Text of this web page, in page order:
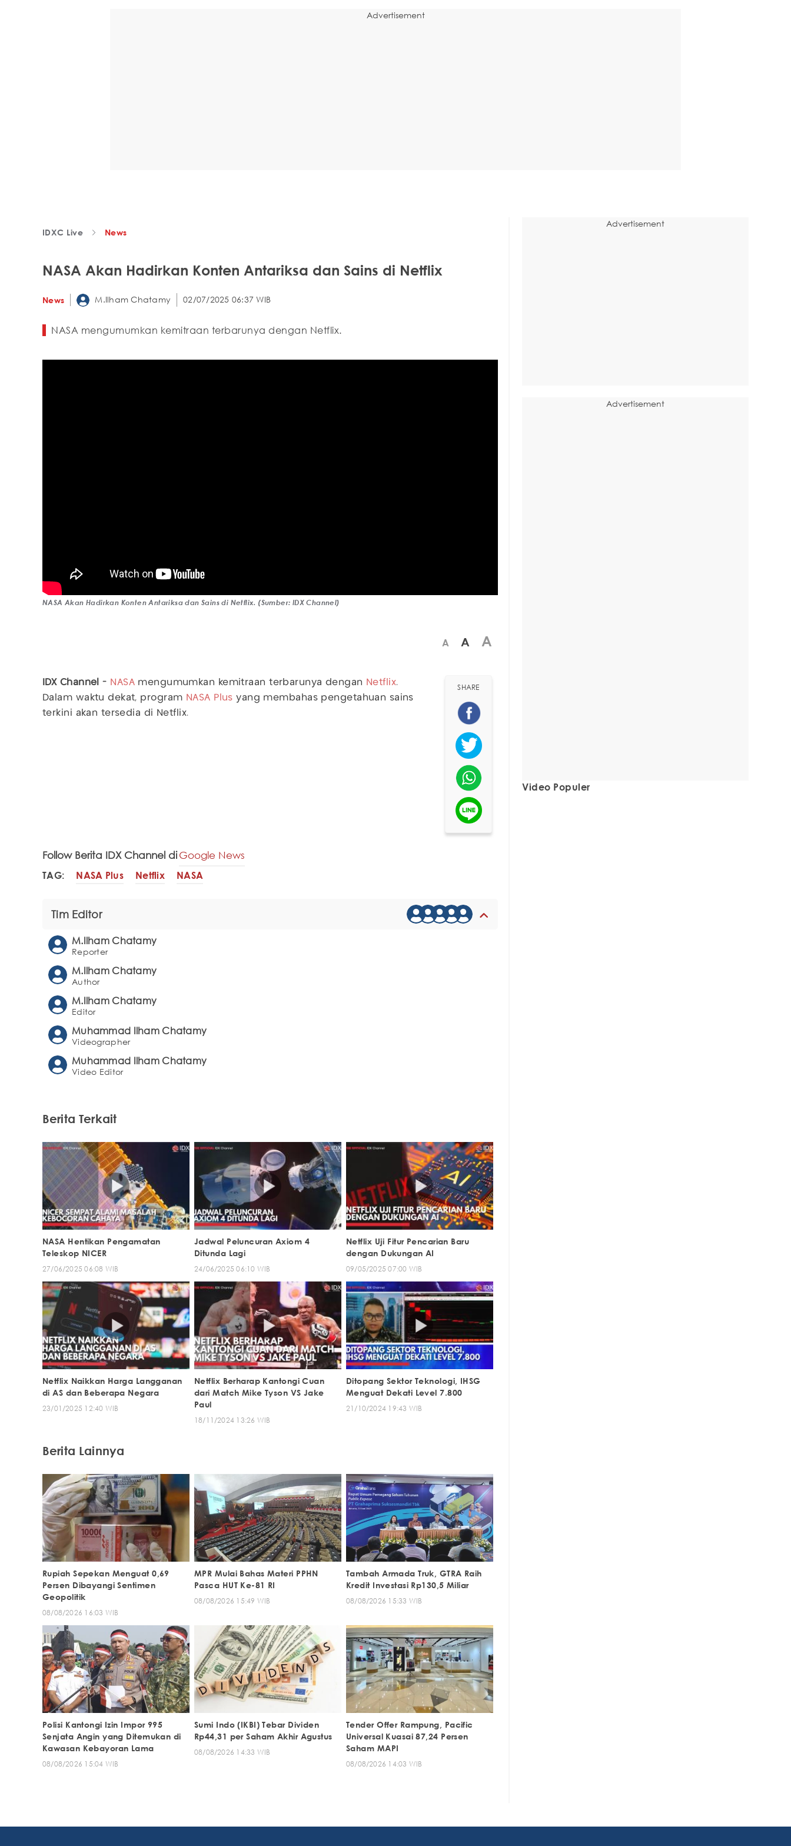
Advertisement
IDXC Live News
NASA Akan Hadirkan Konten Antariksa dan Sains di Netflix
News M.Ilham Chatamy 02/07/2025 06:37 WIB
NASA mengumumkan kemitraan terbarunya dengan Netflix.
NASA Akan Hadirkan Konten Antariksa dan Sains di Netflix. (Sumber: IDX Channel)
A A A
IDX Channel - NASAmengumumkan kemitraan terbarunya dengan Netflix.
Dalam waktu dekat, program NASA Plus yang membahas pengetahuan sains
terkini akan tersedia di Netflix.
SHARE
Follow Berita IDX Channel diGoogle News
TAG: NASA Plus Netflix NASA
Tim Editor
M.Ilham Chatamy
Reporter
M.Ilham Chatamy
Author
M.Ilham Chatamy
Editor
Muhammad Ilham Chatamy
Videographer
Muhammad Ilham Chatamy
Video Editor
Berita Terkait
NASA Hentikan Pengamatan
Teleskop NICER
27/06/2025 06:08 WIB
Jadwal Peluncuran Axiom 4
Ditunda Lagi
24/06/2025 06:10 WIB
Netflix Uji Fitur Pencarian Baru
dengan Dukungan AI
09/05/2025 07:00 WIB
Netflix Naikkan Harga Langganan
di AS dan Beberapa Negara
23/01/2025 12:40 WIB
Netflix Berharap Kantongi Cuan
dari Match Mike Tyson VS Jake
Paul
18/11/2024 13:26 WIB
Ditopang Sektor Teknologi, IHSG
Menguat Dekati Level 7.800
21/10/2024 19:43 WIB
Berita Lainnya
Rupiah Sepekan Menguat 0,69
Persen Dibayangi Sentimen
Geopolitik
08/08/2026 16:03 WIB
MPR Mulai Bahas Materi PPHN
Pasca HUT Ke-81 RI
08/08/2026 15:49 WIB
Tambah Armada Truk, GTRA Raih
Kredit Investasi Rp130,5 Miliar
08/08/2026 15:33 WIB
Polisi Kantongi Izin Impor 995
Senjata Angin yang Ditemukan di
Kawasan Kebayoran Lama
08/08/2026 15:04 WIB
Sumi Indo (IKBI) Tebar Dividen
Rp44,31 per Saham Akhir Agustus
08/08/2026 14:33 WIB
Tender Offer Rampung, Pacific
Universal Kuasai 87,24 Persen
Saham MAPI
08/08/2026 14:03 WIB
Advertisement
Advertisement
Video Populer